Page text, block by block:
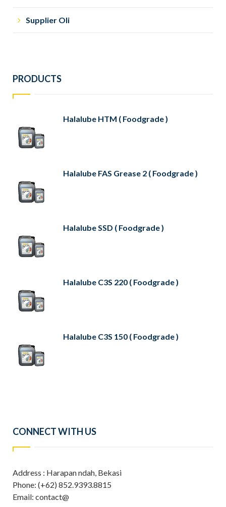
Supplier Oli
PRODUCTS
Halalube HTM ( Foodgrade )
Halalube FAS Grease 2 ( Foodgrade )
Halalube SSD ( Foodgrade )
Halalube C3S 220 ( Foodgrade )
Halalube C3S 150 ( Foodgrade )
CONNECT WITH US
Address : Harapan ndah, Bekasi
Phone: (+62) 852.9393.8815
Email: contact@